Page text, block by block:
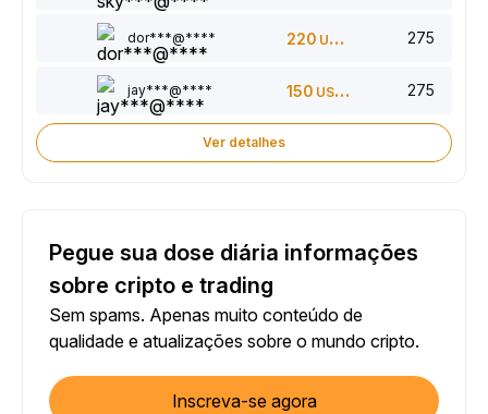
dor***@**** 220 USDT 275
jay***@**** 150 USDT 275
Ver detalhes
Pegue sua dose diária informações
sobre cripto e trading
Sem spams. Apenas muito conteúdo de
qualidade e atualizações sobre o mundo cripto.
Inscreva-se agora